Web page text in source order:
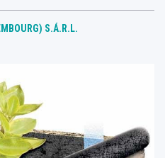
S.Á.R.L.